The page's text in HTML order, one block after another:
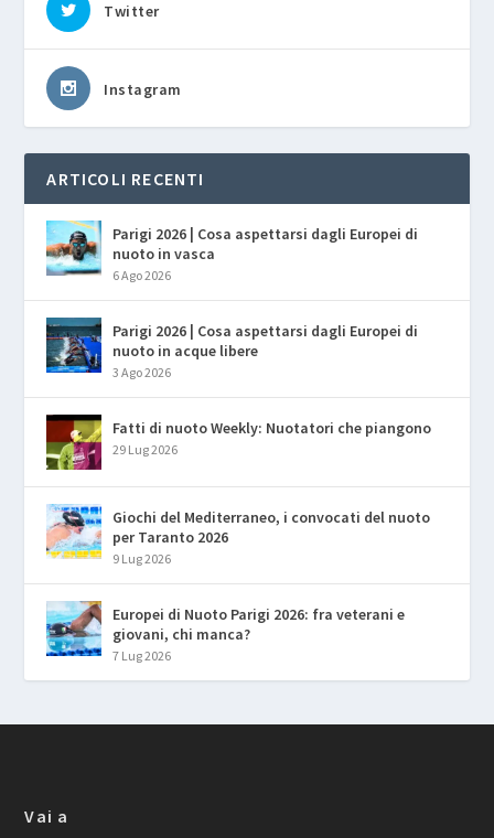
Twitter
Instagram
ARTICOLI RECENTI
Parigi 2026 | Cosa aspettarsi dagli Europei di
nuoto in vasca
6 Ago 2026
Parigi 2026 | Cosa aspettarsi dagli Europei di
nuoto in acque libere
3 Ago 2026
Fatti di nuoto Weekly: Nuotatori che piangono
29 Lug 2026
Giochi del Mediterraneo, i convocati del nuoto
per Taranto 2026
9 Lug 2026
Europei di Nuoto Parigi 2026: fra veterani e
giovani, chi manca?
7 Lug 2026
Vai a